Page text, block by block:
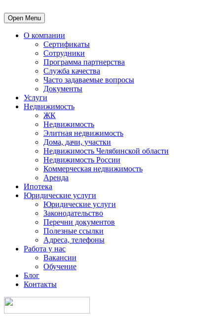
Open Menu
О компании
Сертификаты
Сотрудники
Программа партнерства
Служба качества
Часто задаваемые вопросы
Документы
Услуги
Недвижимость
ЖК
Недвижимость
Элитная недвижимость
Дома, дачи, участки
Недвижимость Челябинской области
Недвижимость России
Коммерческая недвижимость
Аренда
Ипотека
Юридические услуги
Юридические услуги
Законодательство
Перечни документов
Полезные ссылки
Адреса, телефоны
Работа у нас
Вакансии
Обучение
Блог
Контакты